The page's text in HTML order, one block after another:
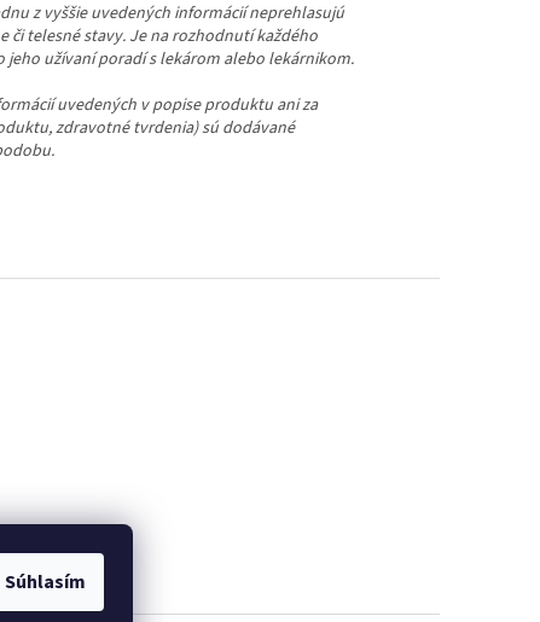
Súhlasím
z vyššie uvedených informácií neprehlasujú
či telesné stavy. Je na rozhodnutí každého
užívaní poradí s lekárom alebo lekárnikom.
uvedených v popise produktu ani za
zdravotné tvrdenia) sú dodávané